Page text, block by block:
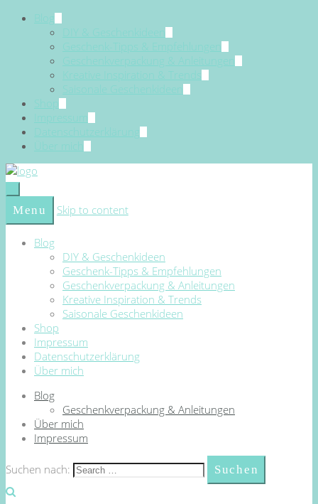
Blog
DIY & Geschenkideen
Geschenk-Tipps & Empfehlungen
Geschenkverpackung & Anleitungen
Kreative Inspiration & Trends
Saisonale Geschenkideen
Shop
Impressum
Datenschutzerklärung
Über mich
Menu Skip to content
Blog
DIY & Geschenkideen
Geschenk-Tipps & Empfehlungen
Geschenkverpackung & Anleitungen
Kreative Inspiration & Trends
Saisonale Geschenkideen
Shop
Impressum
Datenschutzerklärung
Über mich
Blog
Geschenkverpackung & Anleitungen
Über mich
Impressum
Suchen nach: